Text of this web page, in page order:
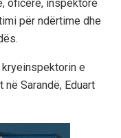
oficerë, inspektorë
për ndërtime dhe
e
Sarandë, Eduart